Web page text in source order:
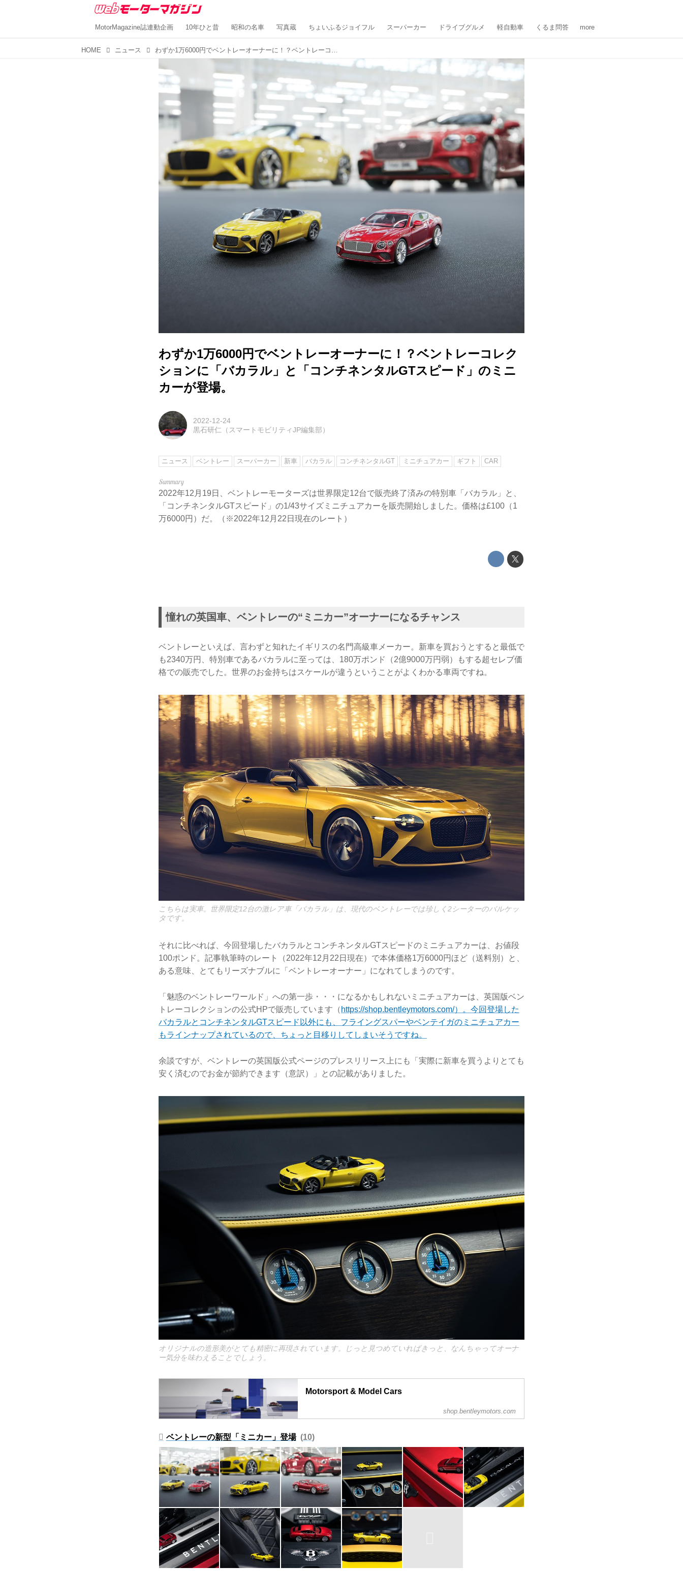
MotorMagazine誌連動企画 10年ひと昔 昭和の名車 写真蔵 ちょいふるジョイフル スーパーカー ドライブグルメ 軽自動車 くるま問答 more
HOME ニュース わずか1万6000円でベントレーオーナーに！？ベントレーコレクションに「バカラル」と「コンチネンタルGTスピード」のミニカーが登場。
わずか1万6000円でベントレーオーナーに！？ベントレーコレク
ションに「バカラル」と「コンチネンタルGTスピード」のミニ
カーが登場。
2022-12-24
黒石研仁（スマートモビリティJP編集部）
ニュース ベントレー スーパーカー 新車 バカラル コンチネンタルGT ミニチュアカー ギフト CAR
2022年12月19日、ベントレーモーターズは世界限定12台で販売終了済みの特別車「バカラル」と、
「コンチネンタルGTスピード」の1/43サイズミニチュアカーを販売開始しました。価格は£100（1
万6000円）だ。（※2022年12月22日現在のレート）
憧れの英国車、ベントレーの“ミニカー”オーナーになるチャンス
ベントレーといえば、言わずと知れたイギリスの名門高級車メーカー。新車を買おうとすると最低で
も2340万円、特別車であるバカラルに至っては、180万ポンド（2億9000万円弱）もする超セレブ価
格での販売でした。世界のお金持ちはスケールが違うということがよくわかる車両ですね。
こちらは実車。世界限定12台の激レア車「バカラル」は、現代のベントレーでは珍しく2シーターのバルケッ
タです。
それに比べれば、今回登場したバカラルとコンチネンタルGTスピードのミニチュアカーは、お値段
100ポンド。記事執筆時のレート（2022年12月22日現在）で本体価格1万6000円ほど（送料別）と、
ある意味、とてもリーズナブルに「ベントレーオーナー」になれてしまうのです。
「魅惑のベントレーワールド」への第一歩・・・になるかもしれないミニチュアカーは、英国版ベン
トレーコレクションの公式HPで販売しています（ https://shop.bentleymotors.com/）。今回登場した
バカラルとコンチネンタルGTスピード以外にも、フライングスパーやベンテイガのミニチュアカー
もラインナップされているので、ちょっと目移りしてしまいそうですね。
余談ですが、ベントレーの英国版公式ページのプレスリリース上にも「実際に新車を買うよりとても
安く済むのでお金が節約できます（意訳）」との記載がありました。
オリジナルの造形美がとても精密に再現されています。じっと見つめていればきっと、なんちゃってオーナ
ー気分を味わえることでしょう。
Motorsport & Model Cars
For avid motorsport enthusiasts, our Bentley Motorsport and model
shop.bentleymotors.com
ベントレーの新型「ミニカー」登場 10